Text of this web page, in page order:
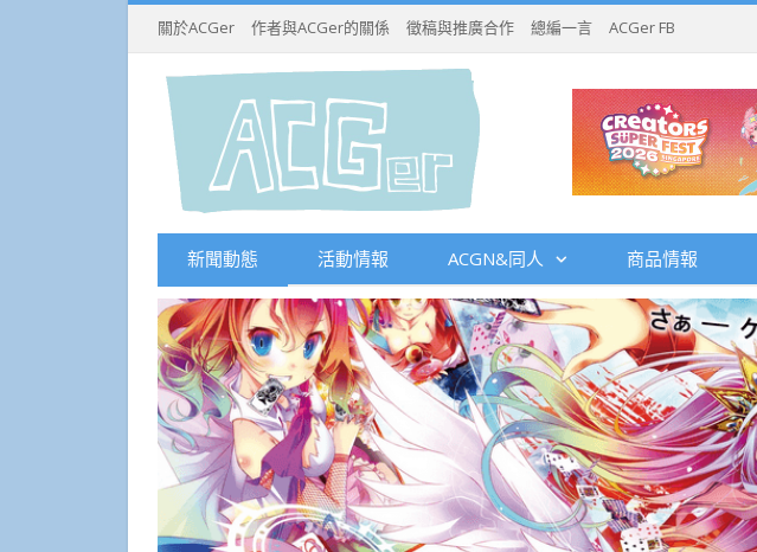
關於ACGer 作者與ACGer的關係 徵稿與推廣合作 總編一言 ACGer FB
新聞動態 活動情報 ACGN&同人 商品情報